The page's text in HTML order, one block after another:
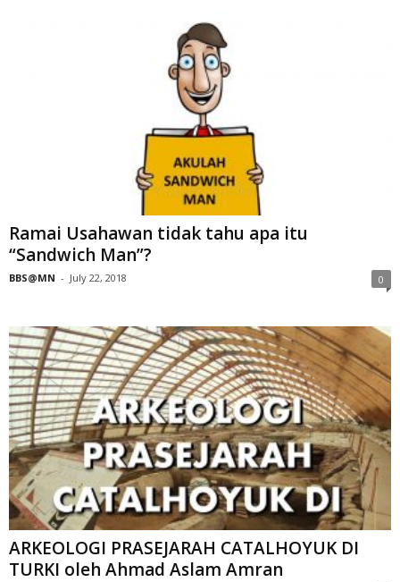
Ramai Usahawan tidak tahu apa itu
“Sandwich Man”?
BBS@MN - July 22, 2018 0
ARKEOLOGI PRASEJARAH CATALHOYUK DI
TURKI oleh Ahmad Aslam Amran